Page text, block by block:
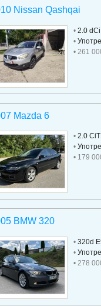
Nissan Qashqai
• 2.0 dCi
•
• 261
Mazda 6
• 2.0
•
• 179
BMW 320
• 320d
•
• 278